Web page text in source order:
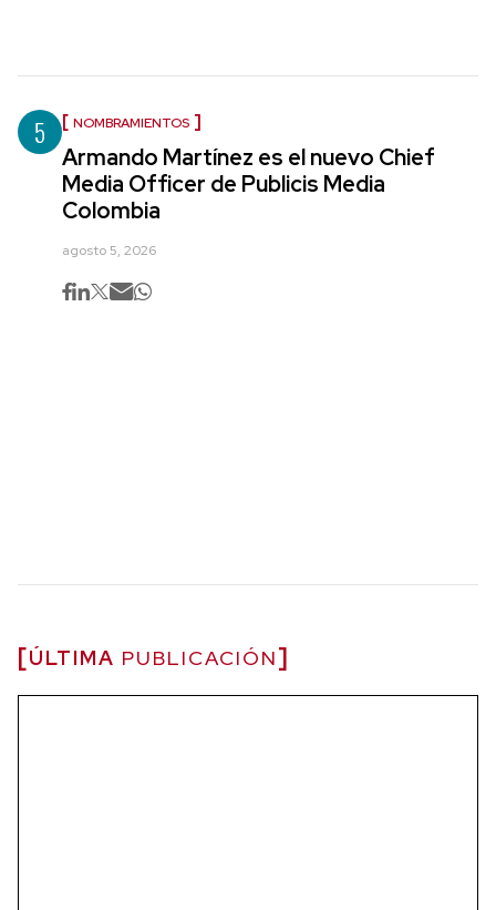
5 NOMBRAMIENTOS
Armando Martínez es el nuevo Chief
Media Officer de Publicis Media
Colombia
agosto 5, 2026
ÚLTIMA PUBLICACIÓN